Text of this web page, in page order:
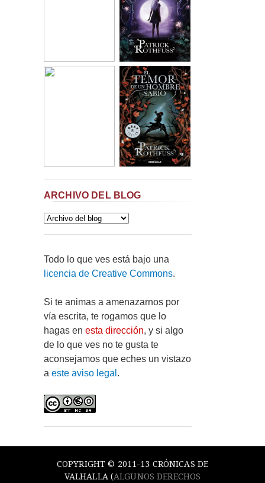
ARCHIVO DEL BLOG
Todo lo que ves está bajo una
licencia de Creative Commons.
Si te animas a amenazarnos por
vía escrita, te rogamos que lo
hagas en esta dirección, y si algo
de lo que ves no te gusta te
aconsejamos que eches un vistazo
a este aviso legal .
COPYRIGHT © 2011-13 CRÓNICAS DE
VALHALLA (ALGUNOS DERECHOS